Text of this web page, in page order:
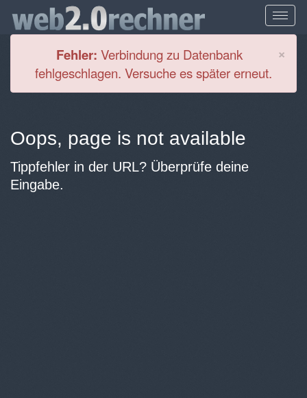
×
Fehler: Verbindung zu Datenbank
fehlgeschlagen. Versuche es später erneut.
Oops, page is not available
Tippfehler in der URL? Überprüfe deine
Eingabe.